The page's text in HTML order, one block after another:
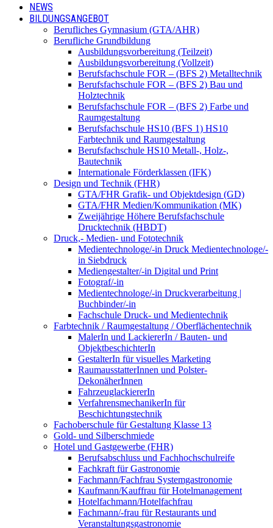
NEWS
BILDUNGSANGEBOT
Berufliches Gymnasium (GTA/AHR)
Berufliche Grundbildung
Ausbildungsvorbereitung (Teilzeit)
Ausbildungsvorbereitung (Vollzeit)
Berufsfachschule FOR – (BFS 2) Metalltechnik
Berufsfachschule FOR – (BFS 2) Bau und
Holztechnik
Berufsfachschule FOR – (BFS 2) Farbe und
Raumgestaltung
Berufsfachschule HS10 (BFS 1) HS10
Farbtechnik und Raumgestaltung
Berufsfachschule HS10 Metall-, Holz-,
Bautechnik
Internationale Förderklassen (IFK)
Design und Technik (FHR)
GTA/FHR Grafik- und Objektdesign (GD)
GTA/FHR Medien/Kommunikation (MK)
Zweijährige Höhere Berufsfachschule
Drucktechnik (HBDT)
Druck,- Medien- und Fototechnik
Medientechnologe/-in Druck Medientechnologe/-
in Siebdruck
Mediengestalter/-in Digital und Print
Fotograf/-in
Medientechnologe/-in Druckverarbeitung |
Buchbinder/-in
Fachschule Druck- und Medientechnik
Farbtechnik / Raumgestaltung / Oberflächentechnik
MalerIn und LackiererIn / Bauten- und
ObjektbeschichterIn
GestalterIn für visuelles Marketing
RaumausstatterInnen und Polster-
DekonäherInnen
FahrzeuglackiererIn
VerfahrensmechanikerIn für
Beschichtungstechnik
Fachoberschule für Gestaltung Klasse 13
Gold- und Silberschmiede
Hotel und Gastgewerbe (FHR)
Berufsabschluss und Fachhochschulreife
Fachkraft für Gastronomie
Fachmann/Fachfrau Systemgastronomie
Kaufmann/Kauffrau für Hotelmanagement
Hotelfachmann/Hotelfachfrau
Fachmann/-frau für Restaurants und
Veranstaltungsgastronomie